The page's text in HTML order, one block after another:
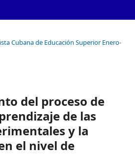
Cubana de Educación Superior Enero-
del proceso de
de las
y la
el nivel de